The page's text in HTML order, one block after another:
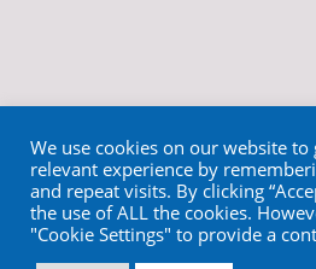
We use cookies on our website
relevant experience by
and repeat visits. By clicking
the use of ALL the cookies.
"Cookie Settings" to provide a